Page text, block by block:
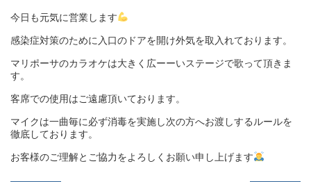
今日も元気に営業します
感染症対策のために入口のドアを開け外気を取入れております。
マリポーサのカラオケは大きく広ーーいステージで歌って頂きま
す。
客席での使用はご遠慮頂いております。
マイクは一曲毎に必ず消毒を実施し次の方へお渡しするルールを
徹底しております。
お客様のご理解とご協力をよろしくお願い申し上げます